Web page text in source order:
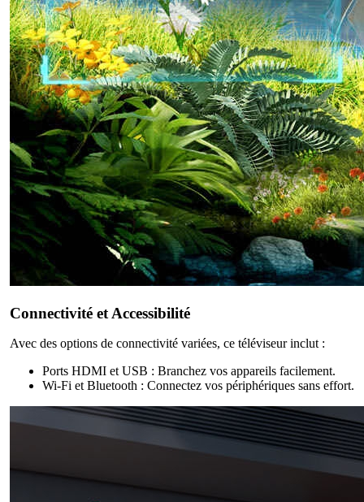
Connectivité et Accessibilité
Avec des options de connectivité variées, ce téléviseur inclut :
Ports HDMI et USB : Branchez vos appareils facilement.
Wi-Fi et Bluetooth : Connectez vos périphériques sans effort.